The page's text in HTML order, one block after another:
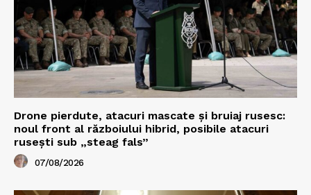
Drone pierdute, atacuri mascate și bruiaj rusesc:
noul front al războiului hibrid, posibile atacuri
rusești sub „steag fals”
07/08/2026